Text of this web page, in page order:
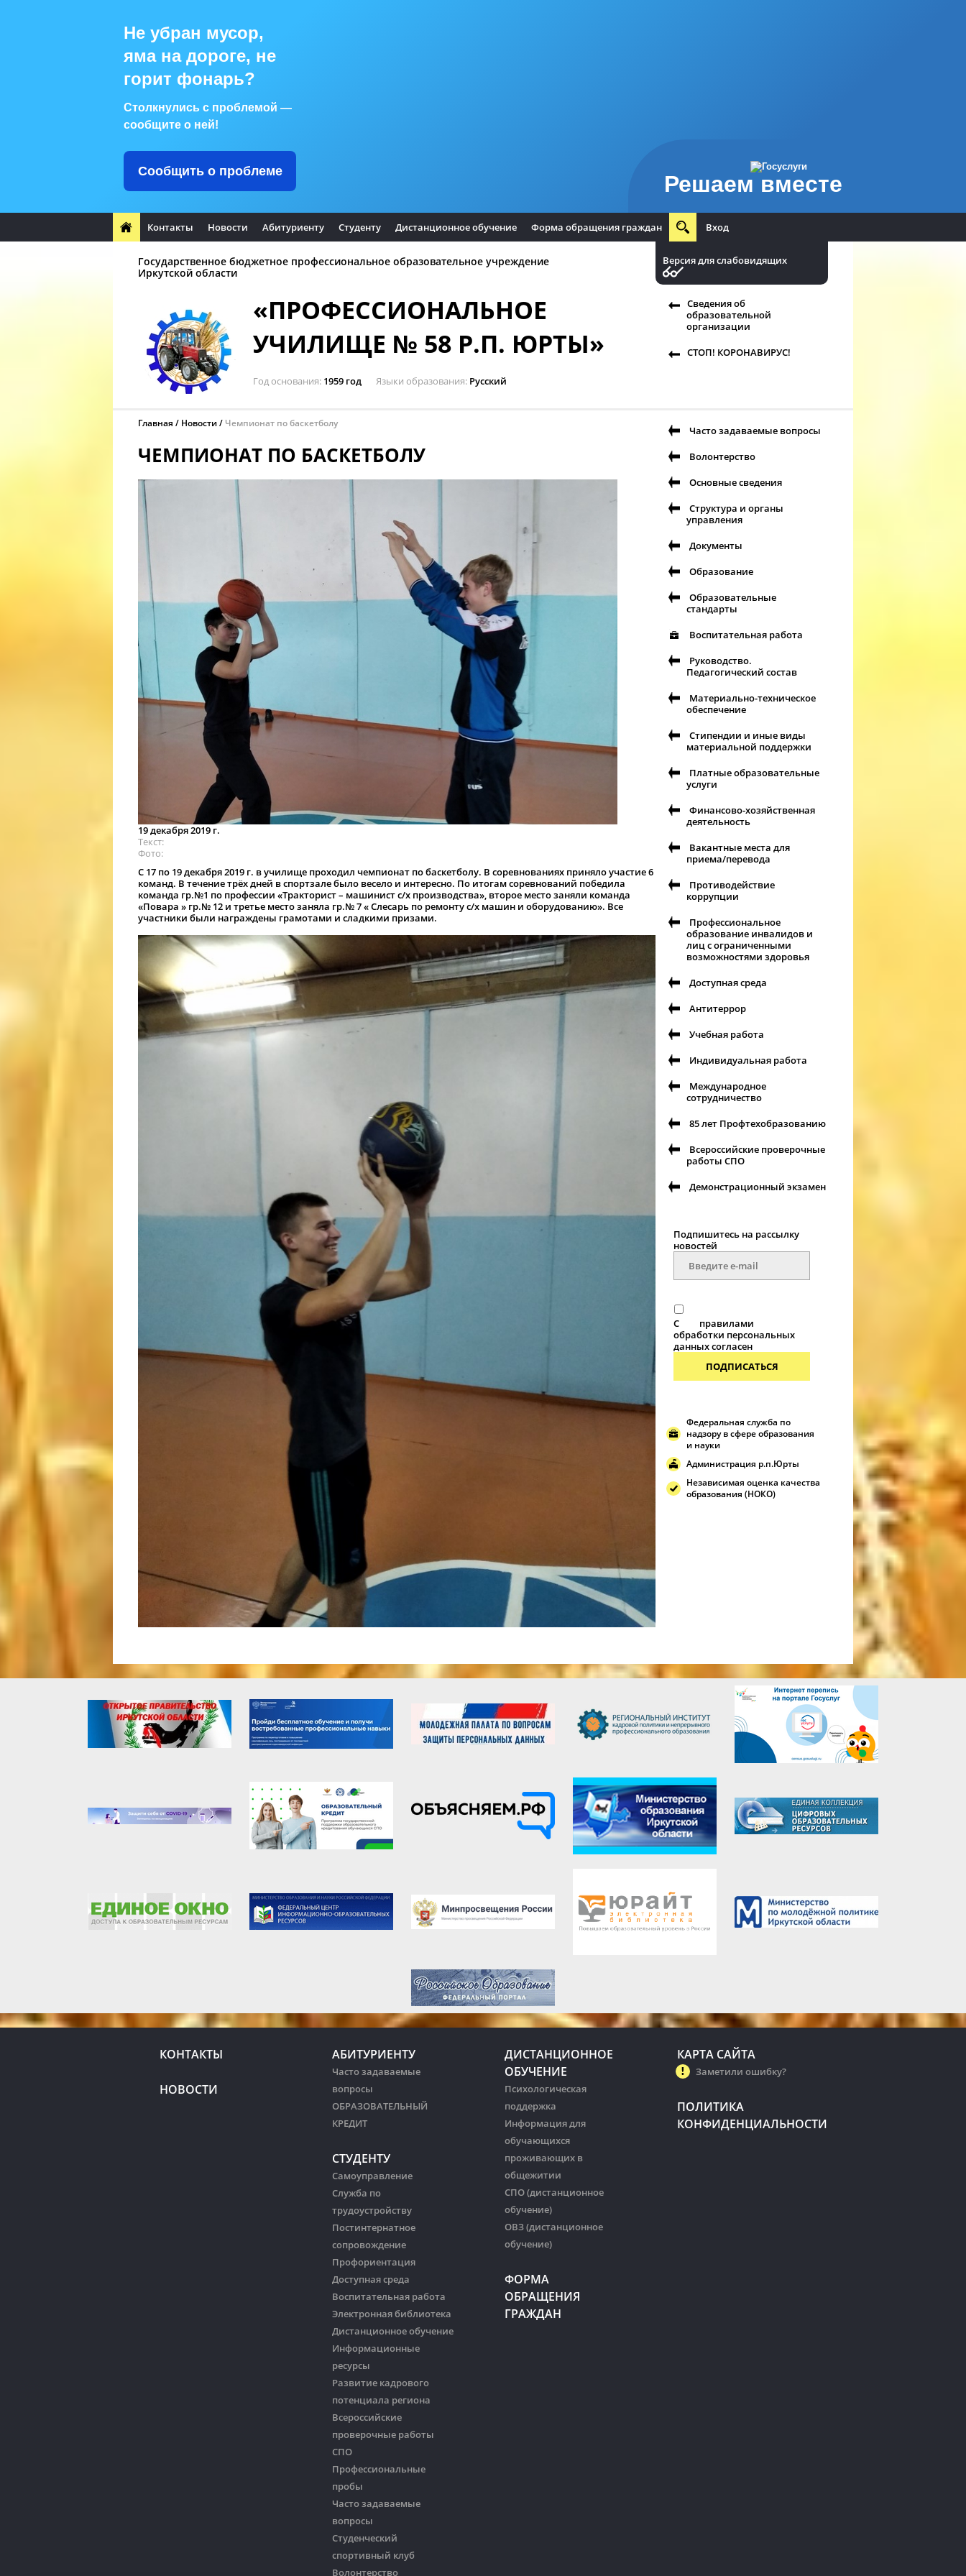
Решаем вместе
Не убран мусор,
яма на дороге, не
горит фонарь?
Столкнулись с проблемой —
сообщите о ней!
Сообщить о проблеме
Контакты Новости Абитуриенту Студенту Дистанционное обучение Форма обращения граждан Вход
Государственное бюджетное профессиональное образовательное учреждение
Иркутской области
«ПРОФЕССИОНАЛЬНОЕ
УЧИЛИЩЕ № 58 Р.П. ЮРТЫ»
Год основания 1959 год Языки образования Русский
Версия для слабовидящих
Сведения об
образовательной
организации
СТОП! КОРОНАВИРУС!
Главная Новости Чемпионат по баскетболу
ЧЕМПИОНАТ ПО БАСКЕТБОЛУ
19 декабря 2019 г.
Текст
Фото
С 17 по 19 декабря 2019 г. в училище проходил чемпионат по баскетболу. В соревнованиях приняло участие 6
команд. В течение трёх дней в спортзале было весело и интересно. По итогам соревнований победила
команда гр.№1 по профессии «Тракторист – машинист с/х производства», второе место заняли команда
«Повара » гр.№ 12 и третье место заняла гр.№ 7 « Слесарь по ремонту с/х машин и оборудованию». Все
участники были награждены грамотами и сладкими призами.
Часто задаваемые вопросы
Волонтерство
Основные сведения
Структура и органы
управления
Документы
Образование
Образовательные
стандарты
Воспитательная работа
Руководство.
Педагогический состав
Материально-техническое
обеспечение
Стипендии и иные виды
материальной поддержки
Платные образовательные
услуги
Финансово-хозяйственная
деятельность
Вакантные места для
приема/перевода
Противодействие
коррупции
Профессиональное
образование инвалидов и
лиц с ограниченными
возможностями здоровья
Доступная среда
Антитеррор
Учебная работа
Индивидуальная работа
Международное
сотрудничество
85 лет Профтехобразованию
Всероссийские проверочные
работы СПО
Демонстрационный экзамен
Подпишитесь на рассылку
новостей
С
правилами
обработки персональных
данных согласен
ПОДПИСАТЬСЯ
Федеральная служба по
надзору в сфере образования
и науки
Администрация р.п.Юрты
Независимая оценка качества
образования (НОКО)
КОНТАКТЫ
НОВОСТИ
АБИТУРИЕНТУ
Часто задаваемые
вопросы
ОБРАЗОВАТЕЛЬНЫЙ
КРЕДИТ
СТУДЕНТУ
Самоуправление
Служба по
трудоустройству
Постинтернатное
сопровождение
Профориентация
Доступная среда
Воспитательная работа
Электронная библиотека
Дистанционное обучение
Информационные
ресурсы
Развитие кадрового
потенциала региона
Всероссийские
проверочные работы
СПО
Профессиональные
пробы
Часто задаваемые
вопросы
Студенческий
спортивный клуб
Волонтерство
ДИСТАНЦИОННОЕ
ОБУЧЕНИЕ
Психологическая
поддержка
Информация для
обучающихся
проживающих в
общежитии
СПО (дистанционное
обучение)
ОВЗ (дистанционное
обучение)
ФОРМА
ОБРАЩЕНИЯ
ГРАЖДАН
КАРТА САЙТА
Заметили ошибку?
ПОЛИТИКА
КОНФИДЕНЦИАЛЬНОСТИ